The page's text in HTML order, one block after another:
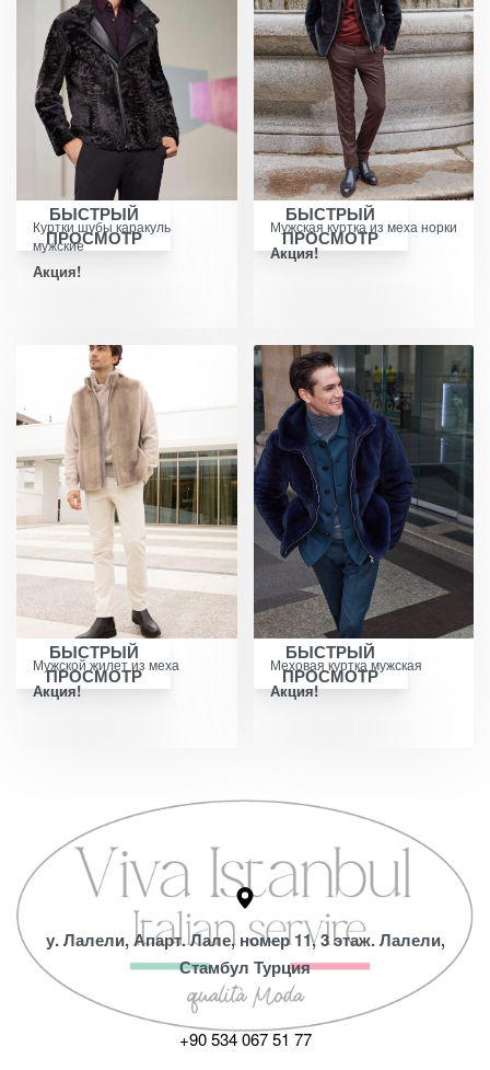
БЫСТРЫЙ
ПРОСМОТР
Куртки шубы каракуль
мужские
Акция!
БЫСТРЫЙ
ПРОСМОТР
Мужская куртка из меха норки
Акция!
БЫСТРЫЙ
ПРОСМОТР
Мужской жилет из меха
Акция!
БЫСТРЫЙ
ПРОСМОТР
Меховая куртка мужская
Акция!
у. Лалели, Апарт. Лале, номер 11, 3 этаж. Лалели,
Стамбул Турция
+90 534 067 51 77